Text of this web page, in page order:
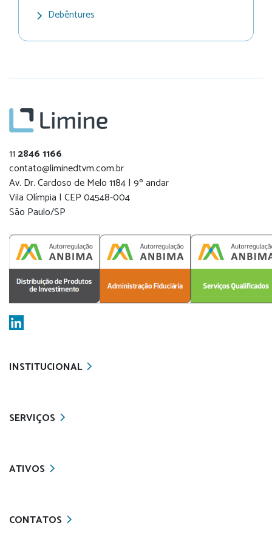
Debêntures
11 2846 1166
contato@liminedtvm.com.br
Av. Dr. Cardoso de Melo 1184 | 9º andar
Vila Olímpia | CEP 04548-004
São Paulo/SP
INSTITUCIONAL
SERVIÇOS
ATIVOS
CONTATOS